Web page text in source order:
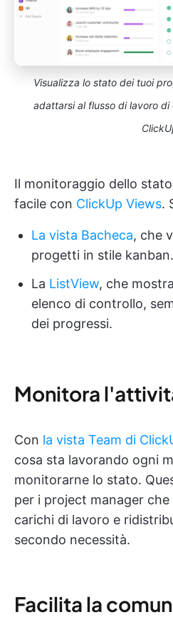
Visualizza lo stato dei tuoi
adattarsi al flusso di lavoro
Il monitoraggio dello
facile con ClickUp Views.
La vista Bacheca, che
progetti in stile kanban.
La ListView, che
elenco di controllo,
dei progressi.
Monitora
Con la vista Team di
cosa sta lavorando ogni
monitorarne lo stato.
per i project manager
carichi di lavoro e
secondo necessità.
Facilita la